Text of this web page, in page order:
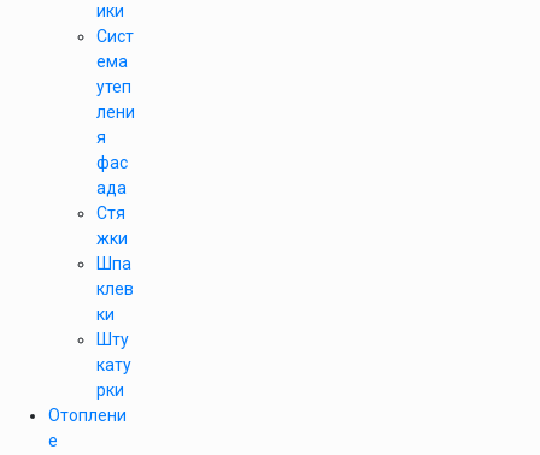
ики
Сист
ема
утеп
лени
я
фас
ада
Стя
жки
Шпа
клев
ки
Шту
кату
рки
Отоплени
е